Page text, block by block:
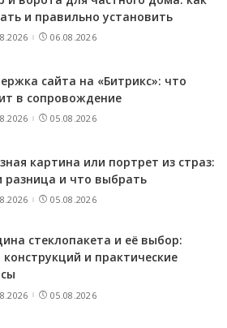
и правильно установить
06.08.2026
сайта на «Битрикс»: что
в сопровождение
05.08.2026
картина или портрет из страз:
разница и что выбрать
05.08.2026
стеклопакета и её выбор:
и практические
05.08.2026